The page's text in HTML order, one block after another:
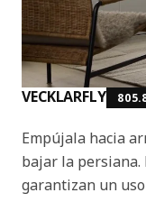
VECKLARFLY
Empújala hacia
bajar la persiana.
garantizan un